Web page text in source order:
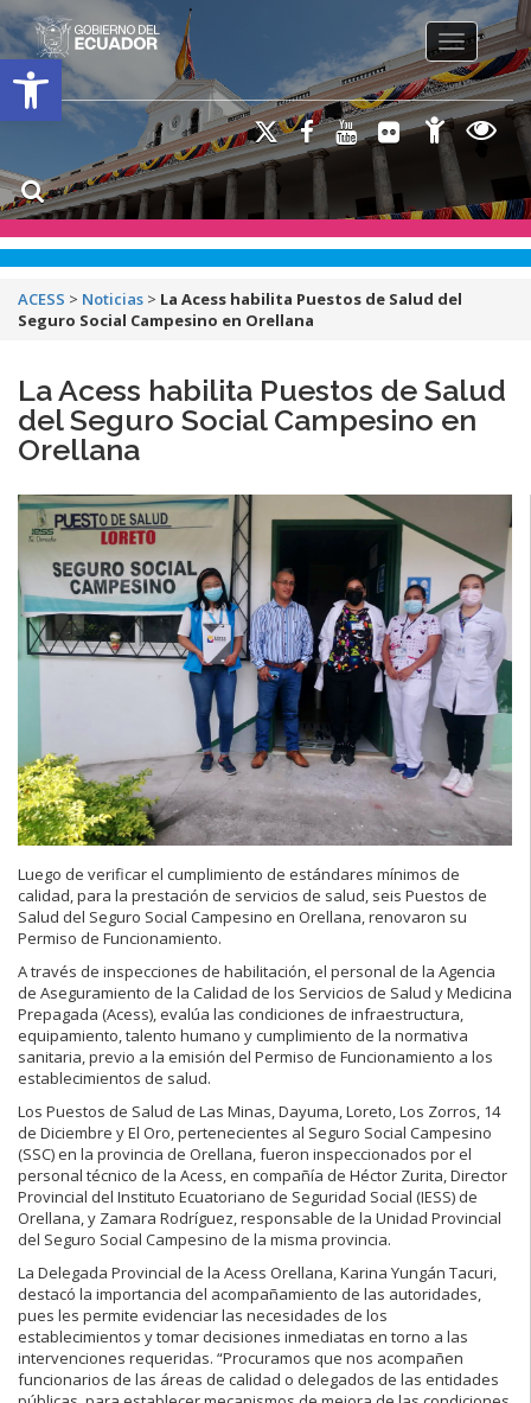
Open toolbar
Toggle
ACESS > Noticias > La Acess habilita Puestos de Salud del
Seguro Social Campesino en Orellana
La Acess habilita Puestos de Salud
del Seguro Social Campesino en
Orellana
Luego de verificar el cumplimiento de estándares mínimos de
calidad, para la prestación de servicios de salud, seis Puestos de
Salud del Seguro Social Campesino en Orellana, renovaron su
Permiso de Funcionamiento.
A través de inspecciones de habilitación, el personal de la Agencia
de Aseguramiento de la Calidad de los Servicios de Salud y Medicina
Prepagada (Acess), evalúa las condiciones de infraestructura,
equipamiento, talento humano y cumplimiento de la normativa
sanitaria, previo a la emisión del Permiso de Funcionamiento a los
establecimientos de salud.
Los Puestos de Salud de Las Minas, Dayuma, Loreto, Los Zorros, 14
de Diciembre y El Oro, pertenecientes al Seguro Social Campesino
(SSC) en la provincia de Orellana, fueron inspeccionados por el
personal técnico de la Acess, en compañía de Héctor Zurita, Director
Provincial del Instituto Ecuatoriano de Seguridad Social (IESS) de
Orellana, y Zamara Rodríguez, responsable de la Unidad Provincial
del Seguro Social Campesino de la misma provincia.
La Delegada Provincial de la Acess Orellana, Karina Yungán Tacuri,
destacó la importancia del acompañamiento de las autoridades,
pues les permite evidenciar las necesidades de los
establecimientos y tomar decisiones inmediatas en torno a las
intervenciones requeridas. “Procuramos que nos acompañen
funcionarios de las áreas de calidad o delegados de las entidades